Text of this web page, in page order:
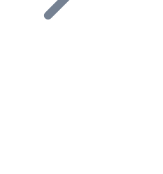
ecosistema.
ecosistema.